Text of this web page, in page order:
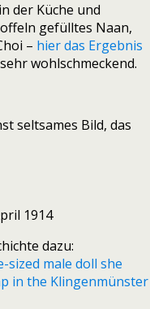
der Küche und
gefülltes Naan,
– hier das Ergebnis
wohlschmeckend.
seltsames Bild, das
1914
dazu:
sized male doll she
in the Klingenmünster